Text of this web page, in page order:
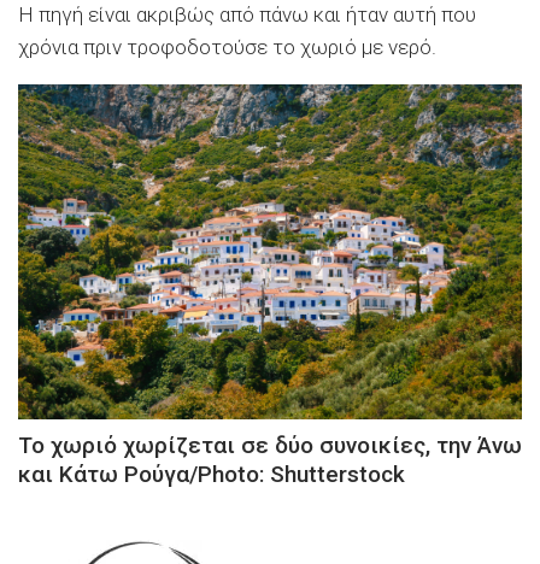
Η πηγή είναι ακριβώς από πάνω και ήταν αυτή που
χρόνια πριν τροφοδοτούσε το χωριό με νερό.
Το χωριό χωρίζεται σε δύο συνοικίες, την Άνω
και Κάτω Ρούγα/Photo: Shutterstock